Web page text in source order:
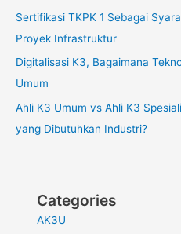
Sertifikasi TKPK 1 Sebagai
Proyek Infrastruktur
Digitalisasi K3, Bagaimana
Umum
Ahli K3 Umum vs Ahli K3
yang Dibutuhkan Industri?
Categories
AK3U